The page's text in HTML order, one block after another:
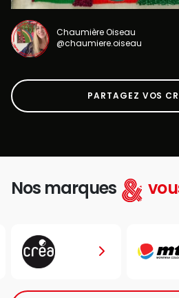
Chaumière Oiseau
@chaumiere.oiseau
PARTAGEZ VOS
Nos marques